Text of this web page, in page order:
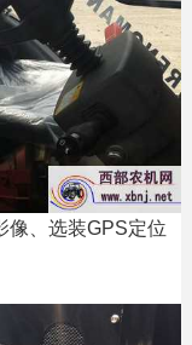
像、选装GPS定位